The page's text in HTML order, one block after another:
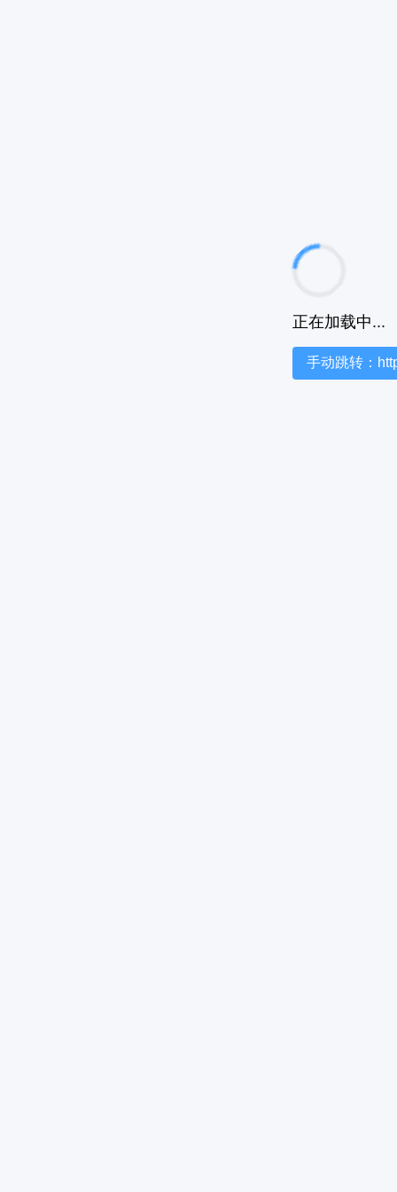
正在加载中...
手动跳转：